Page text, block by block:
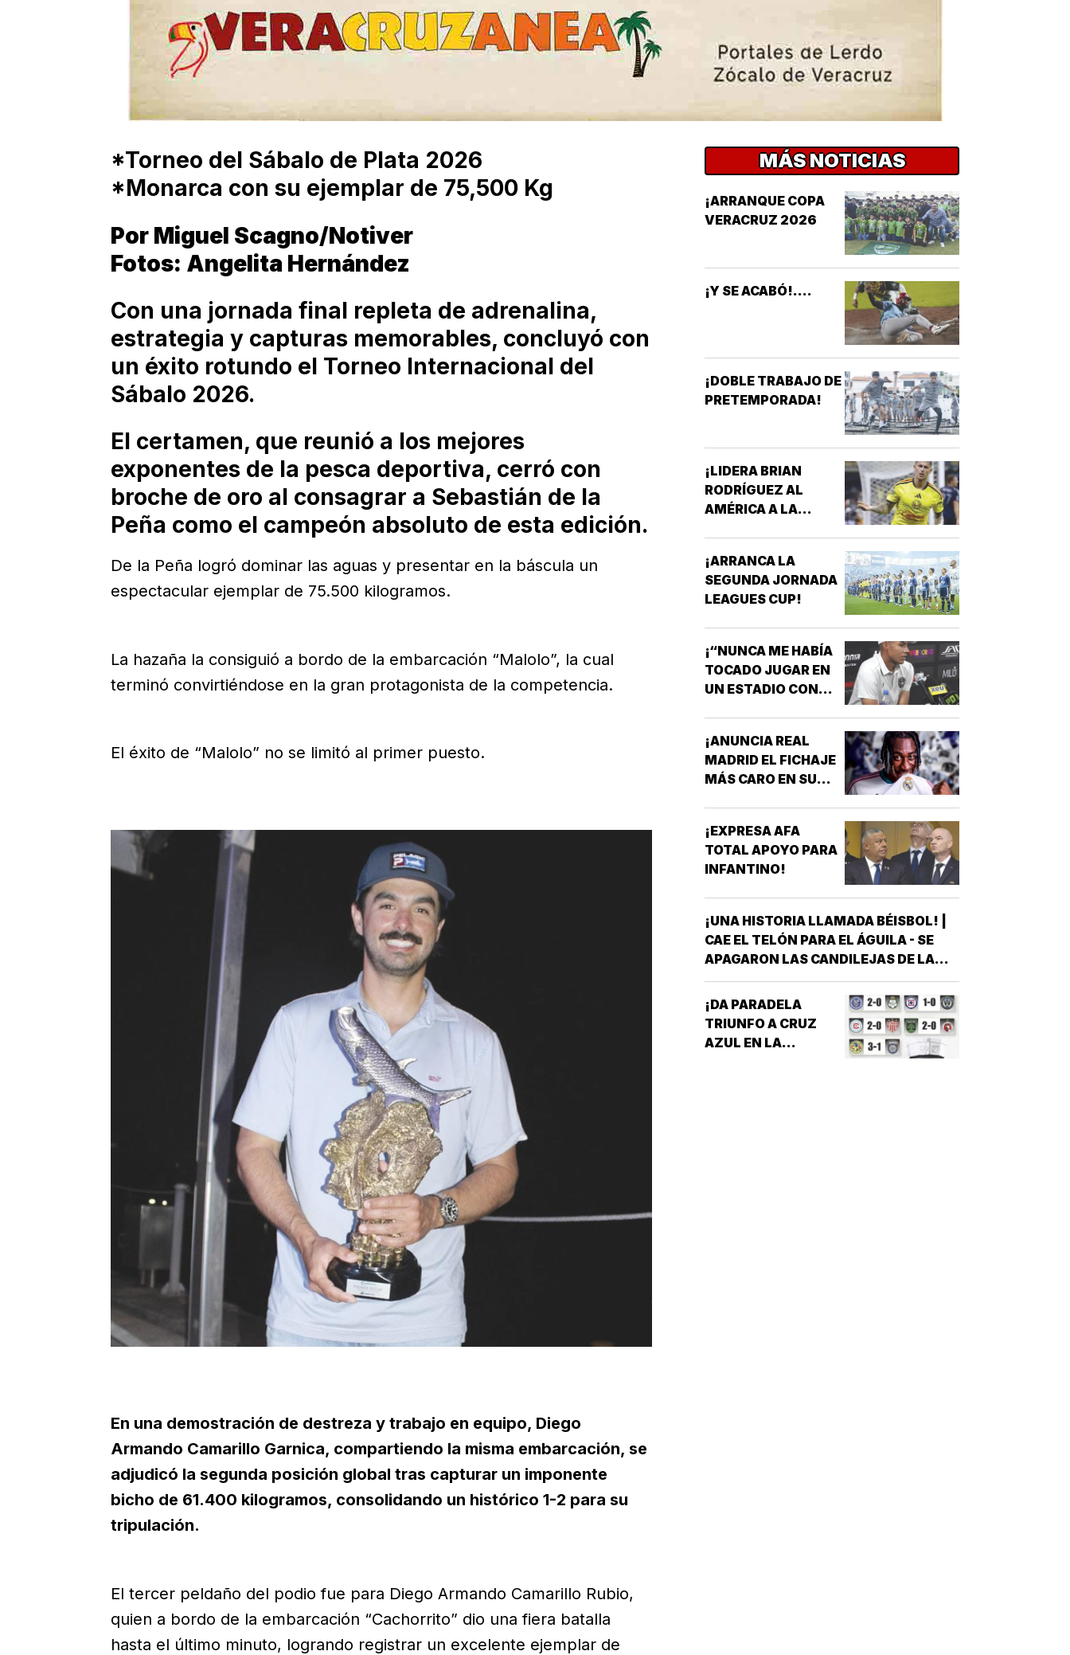
*Torneo del Sábalo de Plata 2026
*Monarca con su ejemplar de 75,500 Kg
Por Miguel Scagno/Notiver
Fotos: Angelita Hernández
Con una jornada final repleta de adrenalina,
estrategia y capturas memorables, concluyó con
un éxito rotundo el Torneo Internacional del
Sábalo 2026.
El certamen, que reunió a los mejores
exponentes de la pesca deportiva, cerró con
broche de oro al consagrar a Sebastián de la
Peña como el campeón absoluto de esta edición.
De la Peña logró dominar las aguas y presentar en la báscula un
espectacular ejemplar de 75.500 kilogramos.
La hazaña la consiguió a bordo de la embarcación “Malolo”, la cual
terminó convirtiéndose en la gran protagonista de la competencia.
El éxito de “Malolo” no se limitó al primer puesto.
En una demostración de destreza y trabajo en equipo, Diego
Armando Camarillo Garnica, compartiendo la misma embarcación, se
adjudicó la segunda posición global tras capturar un imponente
bicho de 61.400 kilogramos, consolidando un histórico 1-2 para su
tripulación.
El tercer peldaño del podio fue para Diego Armando Camarillo Rubio,
quien a bordo de la embarcación “Cachorrito” dio una fiera batalla
hasta el último minuto, logrando registrar un excelente ejemplar de
MÁS NOTICIAS
¡ARRANQUE COPA
VERACRUZ 2026
¡Y SE ACABÓ!....
¡DOBLE TRABAJO DE
PRETEMPORADA!
¡LIDERA BRIAN
RODRÍGUEZ AL
AMÉRICA A LA
¡ARRANCA LA
SEGUNDA JORNADA
LEAGUES CUP!
¡“NUNCA ME HABÍA
TOCADO JUGAR EN
UN ESTADIO CON
¡ANUNCIA REAL
MADRID EL FICHAJE
MÁS CARO EN SU
¡EXPRESA AFA
TOTAL APOYO PARA
INFANTINO!
¡UNA HISTORIA LLAMADA BÉISBOL! |
CAE EL TELÓN PARA EL ÁGUILA - SE
APAGARON LAS CANDILEJAS DE LA
TEMPORADA 2026 PARA EL ÁGUILA DE
VERACRUZ *LA NOVENA JAROCHA
CERRÓ SU CALENDARIO CON UNA
VICTORIA DE 10-6 SOBRE PERICOS DE
PUEBLA, PERO EL TRIUNFO YA NO…
¡DA PARADELA
TRIUNFO A CRUZ
AZUL EN LA